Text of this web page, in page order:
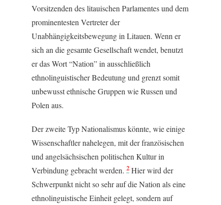
Vorsitzenden des litauischen Parlamentes und dem
prominentesten Vertreter der
Unabhängigkeitsbewegung in Litauen. Wenn er
sich an die gesamte Gesellschaft wendet, benutzt
er das Wort “Nation” in ausschließlich
ethnolinguistischer Bedeutung und grenzt somit
unbewusst ethnische Gruppen wie Russen und
Polen aus.
Der zweite Typ Nationalismus könnte, wie einige
Wissenschaftler nahelegen, mit der französischen
und angelsächsischen politischen Kultur in
Verbindung gebracht werden. 2 Hier wird der
Schwerpunkt nicht so sehr auf die Nation als eine
ethnolinguistische Einheit gelegt, sondern auf